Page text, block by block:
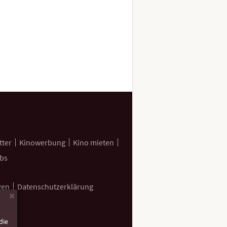
Kinowerbung
Kino mieten
Datenschutzerklärung
×